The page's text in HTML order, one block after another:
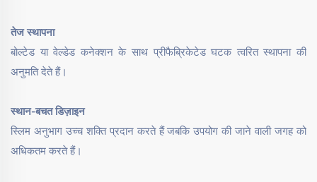
तेज स्थापना
बोल्टेड या वेल्डेड कनेक्शन के साथ प्रीफैब्रिकेटेड घटक त्वरित स्थापना की
अनुमति देते हैं।
स्थान-बचत डिज़ाइन
स्लिम अनुभाग उच्च शक्ति प्रदान करते हैं जबकि उपयोग की जाने वाली जगह को
अधिकतम करते हैं।